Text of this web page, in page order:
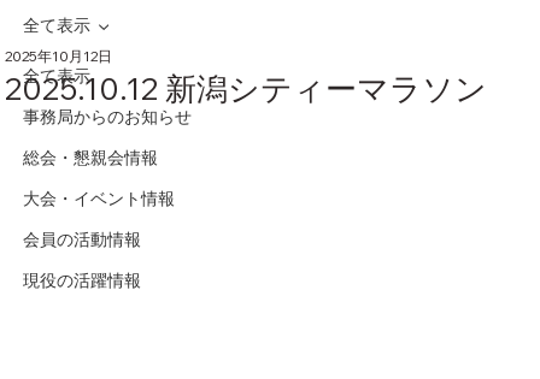
全て表示
事務局からのお知らせ
総会・懇親会情報
大会・イベント情報
会員の活動情報
現役の活躍情報
全て表示
2025.10.12 新潟シティーマラソン
2025年10月12日